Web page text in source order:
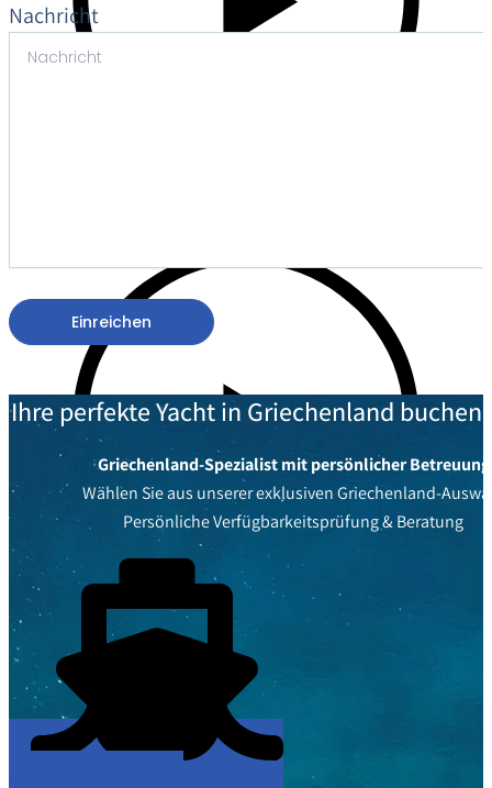
Abspielen
Nachricht
Einreichen
Ihre perfekte Yacht in Griechenland buchen
Griechenland-Spezialist mit persönlicher Betreuung
Wählen Sie aus unserer exklusiven Griechenland-
Persönliche Verfügbarkeitsprüfung & Beratung